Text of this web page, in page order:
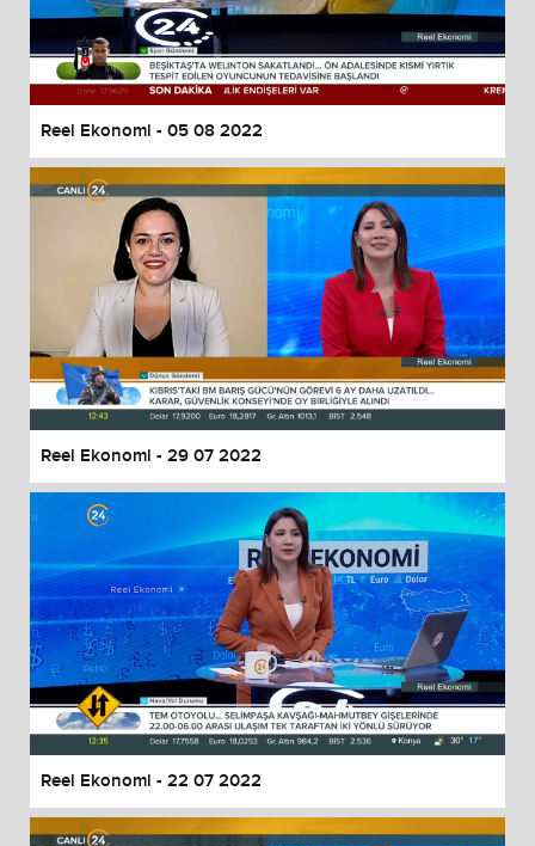
Reel Ekonomi - 05 08 2022
Reel Ekonomi - 29 07 2022
Reel Ekonomi - 22 07 2022